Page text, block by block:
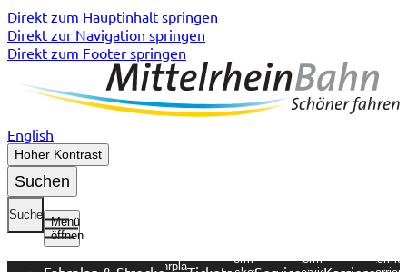
Direkt zum Hauptinhalt springen
Direkt zur Navigation springen
Direkt zum Footer springen
English
Hoher Kontrast
Suchen
Suche
Menü
öffnen
Fahrplan &
Untermenü
Untermenü